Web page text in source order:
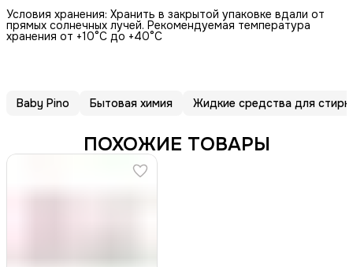
Условия хранения: Хранить в закрытой упаковке вдали от
прямых солнечных лучей. Рекомендуемая температура
хранения от +10°С до +40°C
Baby Pino Бытовая химия Жидкие средства для
ПОХОЖИЕ ТОВАРЫ